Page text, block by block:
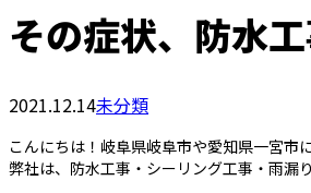
その症状、防水
2021.12.14未分類
こんにちは！岐阜県岐阜市や愛知県一宮市
弊社は、防水工事・シーリング工事・雨漏